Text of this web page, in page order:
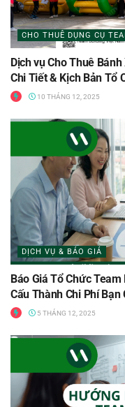
CHO THUÊ DỤNG CỤ
Dịch vụ Cho Thuê
Chi Tiết & Kịch Bản Tổ
10 THÁNG 12, 2025
DỊCH VỤ & BÁO GIÁ
Báo Giá Tổ Chức
Cấu Thành Chi Phí Bạn
5 THÁNG 12, 2025